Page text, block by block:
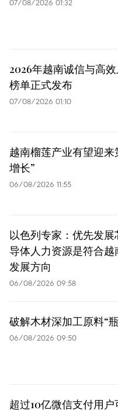
07/08/2026 01:32
2026年越南诚信与高
榜单正式发布
07/08/2026 01:10
越南榴莲产业有望迎来
增长”
06/08/2026 11:55
以色列专家：优先发
导体人力资源是符合越
发展方向
06/08/2026 09:58
破解木材深加工原料“
06/08/2026 09:50
超过10亿微信支付用